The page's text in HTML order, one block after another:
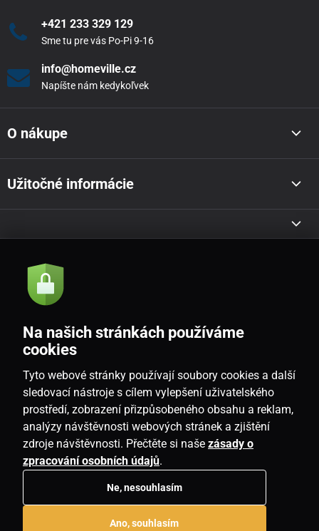
+421 233 329 129
Sme tu pre vás Po-Pi 9-16
info@homeville.cz
Napíšte nám kedykoľvek
O nákupe
Užitočné informácie
Akcie a novinky e-mailom
Souhlasím sezásadami zpracování osobních údajů
SK
www.housemania.sk
Na našich stránkách používáme
cookies
Tyto webové stránky používají soubory cookies a další
sledovací nástroje s cílem vylepšení uživatelského
prostředí, zobrazení přizpůsobeného obsahu a reklam,
analýzy návštěvnosti webových stránek a zjištění
zdroje návštěvnosti. Přečtěte si naše zásady o
zpracování osobních údajů.
Ne, nesouhlasím
Ano, souhlasím